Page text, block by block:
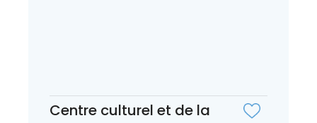
Centre culturel et de la